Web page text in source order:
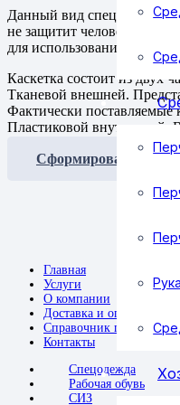
Данный вид специальных
не защитит человека от
для использования
Каскетка состоит из двух
Тканевой внешней.
Фактически поставляемые
Пластиковой внутренней.
Сформировать
Главная
Услуги
О компании
Доставка и оплата
Справочник покупателя
Контакты
Спецодежда
Рабочая обувь
СИЗ